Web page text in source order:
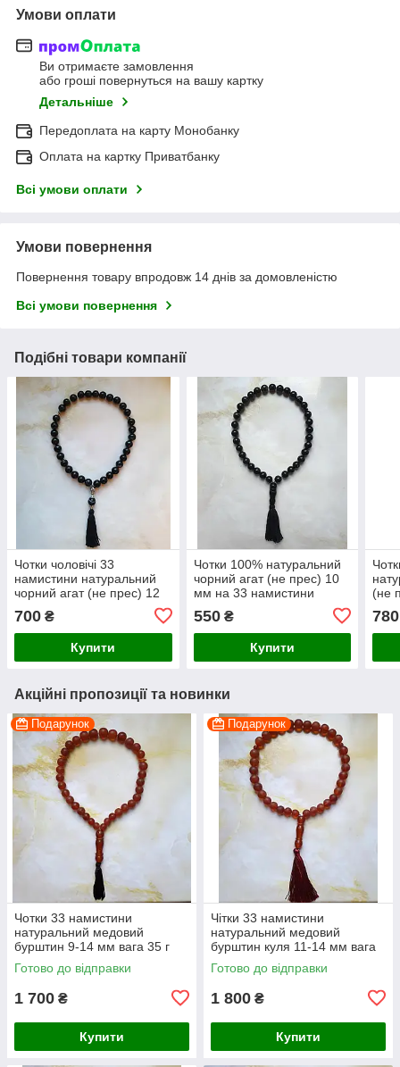
Умови оплати
Ви отримаєте замовлення
або гроші повернуться на вашу картку
Детальніше
Передоплата на карту Монобанку
Оплата на картку Приватбанку
Всі умови оплати
Умови повернення
Повернення товару впродовж 14 днів за домовленістю
Всі умови повернення
Подібні товари компанії
Чотки чоловічі 33
намистини натуральний
чорний агат (не прес) 12
700 ₴
Купити
Чотки 100% натуральний
чорний агат (не прес) 10
мм на 33 намистини
550₴
Купити
(не
780
Акційні пропозиції та новинки
Подарунок
Чотки 33 намистини
натуральний медовий
бурштин 9-14 мм вага 35 г
Готово до відправки
1 700 ₴
Купити
Подарунок
Чітки 33 намистини
натуральний медовий
бурштин куля 11-14 мм вага
45 г
Готово до відправки
1 800 ₴
Купити